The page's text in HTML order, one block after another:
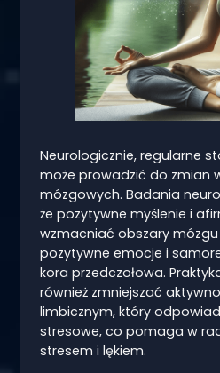
Neurologicznie, regularne
może prowadzić do zmian
mózgowych. Badania
że pozytywne myślenie i
wzmacniać obszary
pozytywne emocje i
kora przedczołowa.
również zmniejszać
limbicznym, który
stresowe, co pomaga w
stresem i lękiem.